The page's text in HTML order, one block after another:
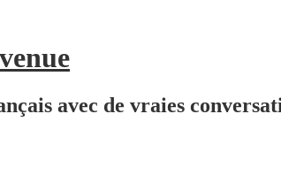
avec de vraies